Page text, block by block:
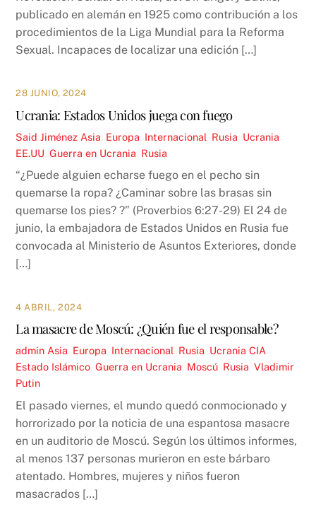
publicado en alemán en 1925 como contribución a los
procedimientos de la Liga Mundial para la Reforma
Sexual. Incapaces de localizar una edición […]
28 JUNIO, 2024
Ucrania: Estados Unidos juega con fuego
Said Jiménez Asia Europa Internacional Rusia Ucrania
EE.UU ,Guerra en Ucrania Rusia
“¿Puede alguien echarse fuego en el pecho sin
quemarse la ropa? ¿Caminar sobre las brasas sin
quemarse los pies? ?” (Proverbios 6:27-29) El 24 de
junio, la embajadora de Estados Unidos en Rusia fue
convocada al Ministerio de Asuntos Exteriores, donde
[…]
4 ABRIL, 2024
La masacre de Moscú: ¿Quién fue el responsable?
admin Asia Europa Internacional Rusia Ucrania CIA
Estado Islámico ,Guerra en Ucrania Moscú Rusia ,Vladimir
Putin
El pasado viernes, el mundo quedó conmocionado y
horrorizado por la noticia de una espantosa masacre
en un auditorio de Moscú. Según los últimos informes,
al menos 137 personas murieron en este bárbaro
atentado. Hombres, mujeres y niños fueron
masacrados […]